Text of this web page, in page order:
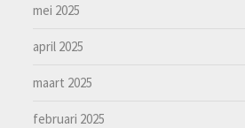
mei 2025
april 2025
maart 2025
februari 2025